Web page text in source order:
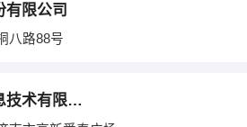
有限公司
八路88号
山东世方信息技术有限公司